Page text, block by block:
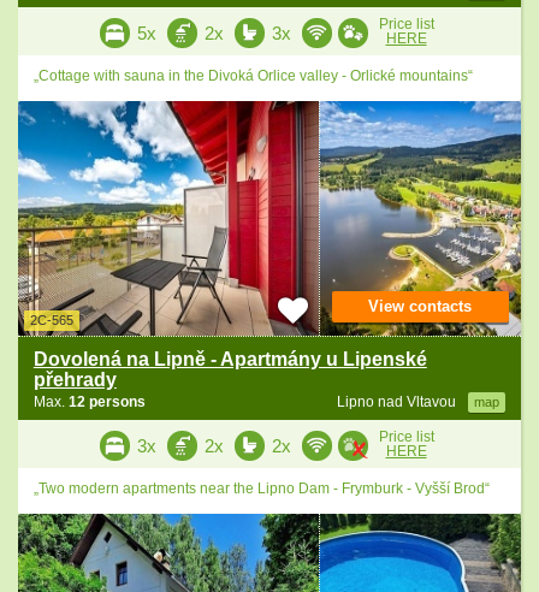
5x 2x 3x
Price list
HERE
„Cottage with sauna in the Divoká Orlice valley - Orlické mountains“
2C-565
Dovolená na Lipně - Apartmány u Lipenské
přehrady
Lipno nad Vltavou map
Max. 12 persons
View contacts
3x 2x 2x
Price list
HERE
„Two modern apartments near the Lipno Dam - Frymburk - Vyšší Brod“